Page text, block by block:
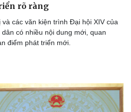
rõ ràng
và các văn kiện trình Đại hội XIV của
có nhiều nội dung mới, quan
điểm phát triển mới.